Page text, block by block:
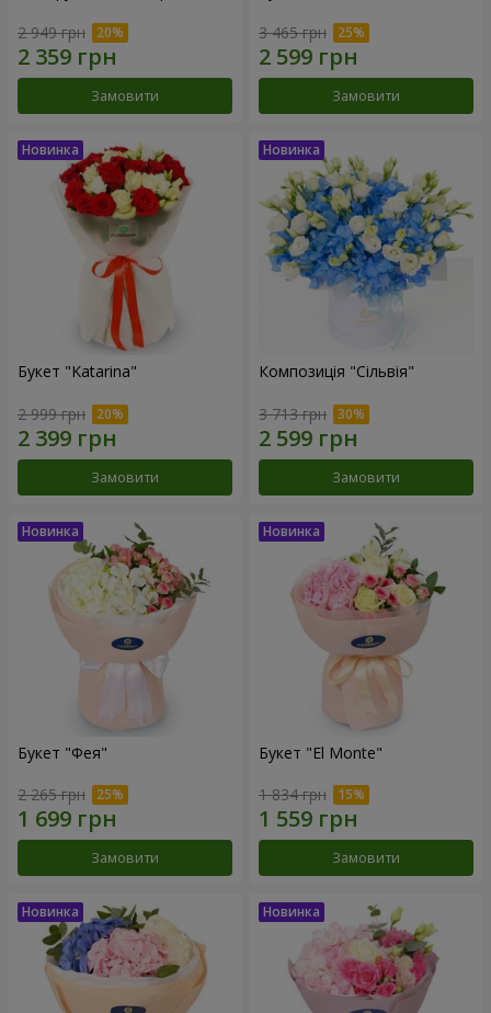
2 949 грн
Замовити
3 465 грн
Замовити
Букет "Katarina"
2 999 грн
Замовити
Композиція "Сільвія"
3 713 грн
Замовити
Букет "Фея"
2 265 грн
Замовити
Букет "El Monte"
1 834 грн
Замовити